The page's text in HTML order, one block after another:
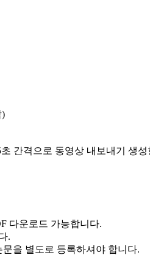
)
간격으로 동영상 내보내기 생
다운로드 가능합니다.
.
을 별도로 등록하셔야 합니다.